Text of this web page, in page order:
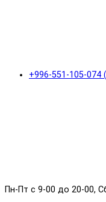
+996-551-105-074
Пн-Пт с 9-00 до 20-00,